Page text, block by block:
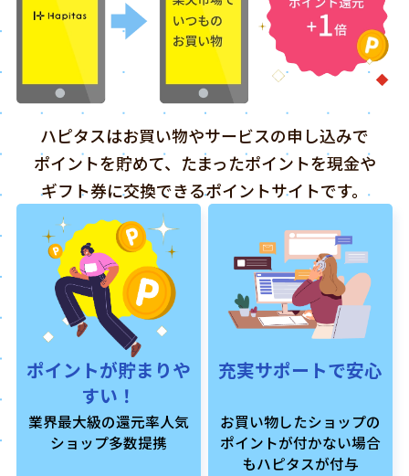
ハピタスはお買い物やサービスの申し込みで
ポイントを貯めて、たまったポイントを現金や
ギフト券に交換できるポイントサイトです。
ポイントが貯まりや
すい！
業界最大級の還元率人気
ショップ多数提携
充実サポートで安心
お買い物したショップの
ポイントが付かない場合
もハピタスが付与